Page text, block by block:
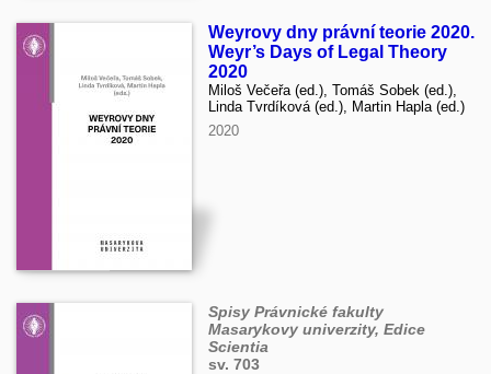
Weyrovy dny právní teorie 2020.
Weyr’s Days of Legal Theory
2020
Miloš Večeřa (ed.), Tomáš Sobek (ed.),
Linda Tvrdíková (ed.), Martin Hapla (ed.)
2020
Spisy Právnické fakulty
Masarykovy univerzity, Edice
Scientia
sv. 703